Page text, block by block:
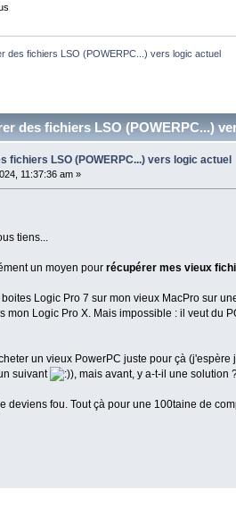
des fichiers LSO (POWERPC...) vers logic actuel
des fichiers LSO (POWERPC...)
fichiers LSO (POWERPC...) vers logic actuel
11:37:36 am »
tiens...
un moyen pour récupérer mes vieux
Logic Pro 7 sur mon vieux MacPro sur
mon Logic Pro X. Mais impossible : il veut du
un vieux PowerPC juste pour çà
suivant
, mais avant, y a-t-il une solution
deviens fou. Tout çà pour une 100taine de